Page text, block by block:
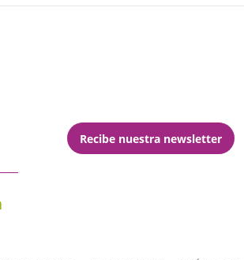
Recibe nuestra newsletter